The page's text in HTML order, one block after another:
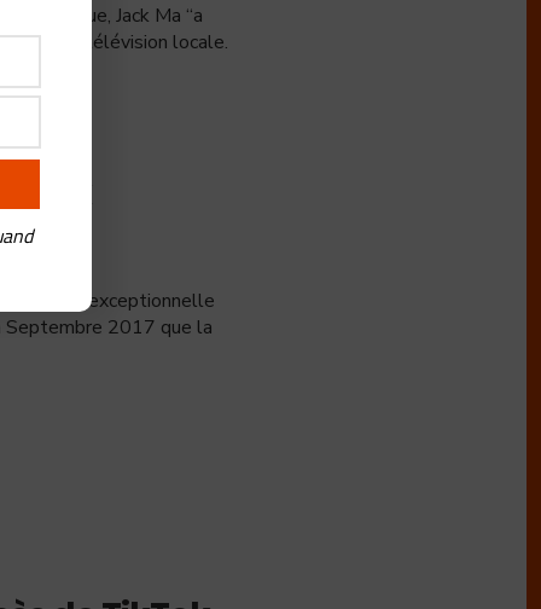
publique, Jack Ma “a
d’une télévision locale.
exceptionnelle
Septembre 2017 que la